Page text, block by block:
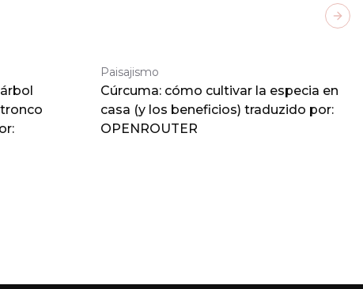
Paisajismo
Cúrcuma: cómo cultivar la especia en
casa (y los beneficios) traduzido por:
OPENROUTER